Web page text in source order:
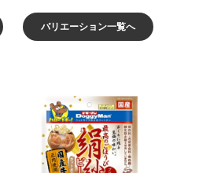
バリエーション一覧へ